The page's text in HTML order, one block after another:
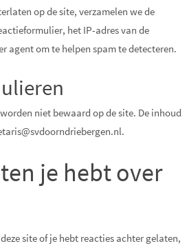
op de site, verzamelen we de
het IP-adres van de
agent om te helpen spam te detecteren.
niet bewaard op de site. De inhoud
je hebt over
site of je hebt reacties achter gelaten,